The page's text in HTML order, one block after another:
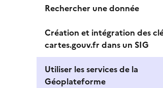
Rechercher une donnée
Création et intégration des
cartes.gouv.fr dans un SIG
Utiliser les services de la
Géoplateforme